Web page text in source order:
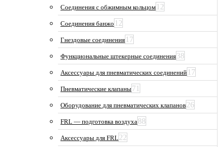
Соединения с обжимным кольцом 12
Соединения банжо 12
Гнездовые соединения 17
Функциональные штекерные соединения38
Аксессуары для пневматических соединений 17
Пневматические клапаны71
Оборудование для пневматических клапанов26
FRL — подготовка воздуха88
Аксессуары для FRL22